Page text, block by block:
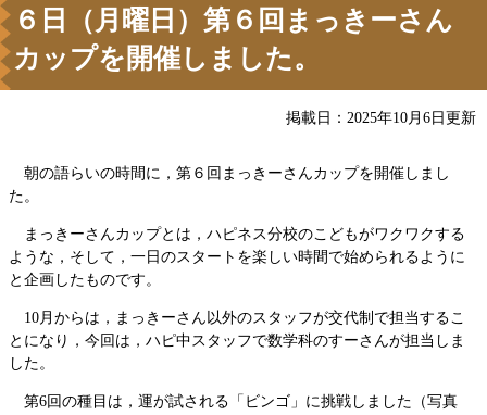
６日（月曜日）第６回まっきーさん
カップを開催しました。
掲載日：2025年10月6日更新
朝の語らいの時間に，第６回まっきーさんカップを開催しまし
た。
まっきーさんカップとは，ハピネス分校のこどもがワクワクする
ような，そして，一日のスタートを楽しい時間で始められるように
と企画したものです。
10月からは，まっきーさん以外のスタッフが交代制で担当するこ
とになり，今回は，ハピ中スタッフで数学科のすーさんが担当しま
した。
第6回の種目は，運が試される「ビンゴ」に挑戦しました（写真